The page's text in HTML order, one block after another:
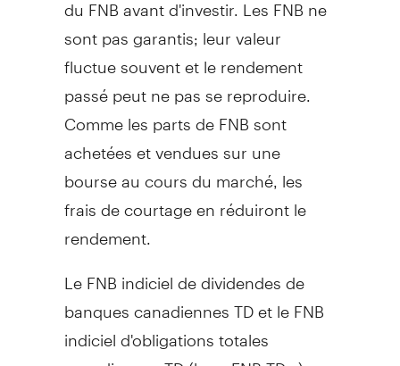
sont pas garantis; leur valeur
fluctue souvent et le rendement
passé peut ne pas se reproduire.
Comme les parts de FNB sont
achetées et vendues sur une
bourse au cours du marché, les
frais de courtage en réduiront le
rendement.
Le FNB indiciel de dividendes de
banques canadiennes TD et le FNB
indiciel d'obligations totales